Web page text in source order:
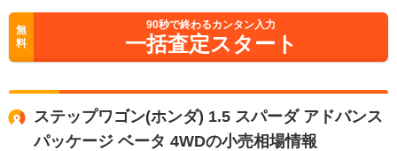
無
料
90秒で終わるカンタン入力
一括査定スタート
ステップワゴン(ホンダ) 1.5 スパーダ アドバンス
パッケージ ベータ 4WDの小売相場情報